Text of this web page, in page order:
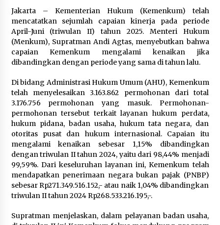
Kepemimpinan Perempuan Bukan
Dominasi, Tapi Merawat Dan
Merangkul
5 Agustus 2026
Jokowi Tetap Disambut Hangat di
Pengabdiannya Masih Dirasakan
Masyarakat
5 Agustus 2026
Respons Cepat Aduan Warga, Wali
Kota Serang Bantu Bedah Rumah
Roboh Korban Bencana, Salurkan
Bantuan Rp30 Juta
5 Agustus 2026
Berikan Penghargaan kepada
Jakarta – Kementerian Hukum (Kemenkum) telah
mencatatkan sejumlah capaian kinerja pada periode
April-Juni (triwulan II) tahun 2025. Menteri Hukum
(Menkum), Supratman Andi Agtas, menyebutkan bahwa
capaian Kemenkum mengalami kenaikan jika
dibandingkan dengan periode yang sama di tahun lalu.
Di bidang Administrasi Hukum Umum (AHU), Kemenkum
telah menyelesaikan 3.163.862 permohonan dari total
3.176.756 permohonan yang masuk. Permohonan-
permohonan tersebut terkait layanan hukum perdata,
hukum pidana, badan usaha, hukum tata negara, dan
otoritas pusat dan hukum internasional. Capaian itu
mengalami kenaikan sebesar 1,15% dibandingkan
dengan triwulan II tahun 2024, yaitu dari 98,44% menjadi
99,59%. Dari keseluruhan layanan ini, Kemenkum telah
mendapatkan penerimaan negara bukan pajak (PNBP)
sebesar Rp271.349.516.152,- atau naik 1,04% dibandingkan
triwulan II tahun 2024 Rp268.533.216.195,-.
Supratman menjelaskan, dalam pelayanan badan usaha,